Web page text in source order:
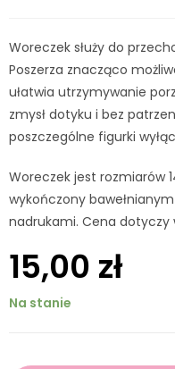
Woreczek służy do
Poszerza znacząco
ułatwia utrzymywanie
zmysł dotyku i bez
poszczególne figurki
Woreczek jest rozmiarów
wykończony
nadrukami. Cena dotyczy
15,00 zł
Na stanie